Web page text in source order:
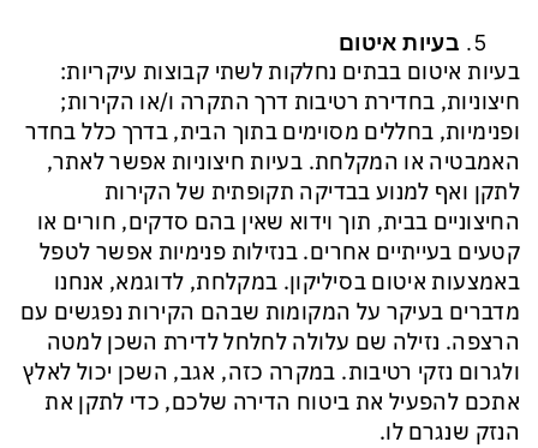
בעיות איטום
בעיות איטום בבתים נחלקות לשתי קבוצות עיקריות:
חיצוניות, בחדירת רטיבות דרך התקרה ו/או הקירות;
ופנימיות, בחללים מסוימים בתוך הבית, בדרך כלל בחדר
האמבטיה או המקלחת. בעיות חיצוניות אפשר לאתר,
לתקן ואף למנוע בבדיקה תקופתית של הקירות
החיצוניים בבית, תוך וידוא שאין בהם סדקים, חורים או
קטעים בעייתיים אחרים. בנזילות פנימיות אפשר לטפל
באמצעות איטום בסיליקון. במקלחת, לדוגמא, אנחנו
מדברים בעיקר על המקומות שבהם הקירות נפגשים עם
הרצפה. נזילה שם עלולה לחלחל לדירת השכן למטה
ולגרום נזקי רטיבות. במקרה כזה, אגב, השכן יכול לאלץ
אתכם להפעיל את ביטוח הדירה שלכם, כדי לתקן את
הנזק שנגרם לו.